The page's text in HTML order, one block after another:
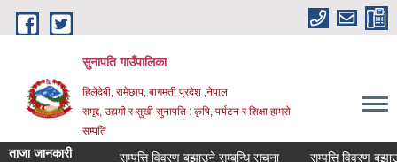
Skip to main content
सुनापति गाउँपालिका
हिलेदेबी, रामेछाप, बागमती प्रदेश ,नेपाल
समृद्द, उद्यमी र सुखी सुनापति : कृषि, पर्यटन र शिक्षा हाम्रो
सम्पति
ताजा जानकारी सम्पत्ति विवरण बुझाउने सम्बन्धि सूचना सम्पत्ति विवरण बुझाउने